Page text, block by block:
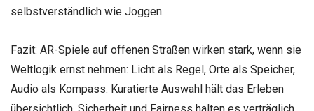
selbstverständlich wie Joggen.
Fazit: AR-Spiele auf offenen Straßen wirken stark, wenn sie
Weltlogik ernst nehmen: Licht als Regel, Orte als Speicher,
Audio als Kompass. Kuratierte Auswahl hält das Erleben